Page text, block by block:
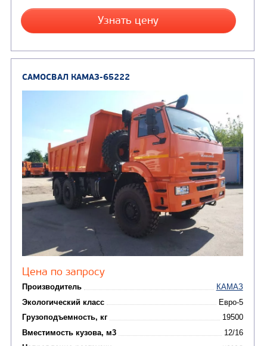
от 5 100 000₽
Производитель
Экологический класс
Грузоподъемность, кг
Вместимость кузова, м3
Направление разгрузки
Колесная формула
Заказать
Кредит/Лизинг
САМОСВАЛ КАМАЗ-6520